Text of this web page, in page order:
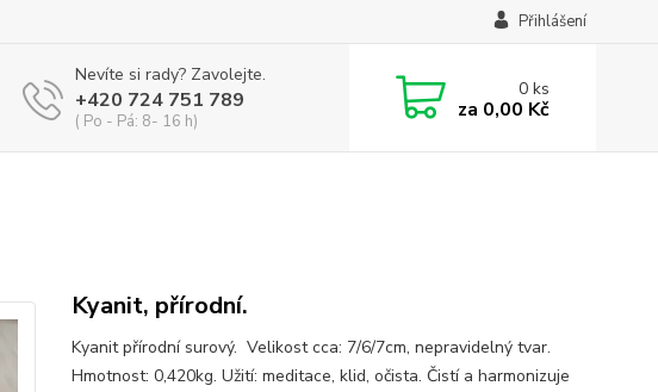
Přihlášení
Nevíte si rady? Zavolejte.
+420 724 751 789
( Po - Pá: 8- 16 h)
0ks
za 0,00 Kč
Kyanit, přírodní.
Kyanit přírodní surový. Velikost cca: 7/6/7cm, nepravidelný tvar.
Hmotnost: 0,420kg. Užití: meditace, klid, očista. Čistí a harmonizuje